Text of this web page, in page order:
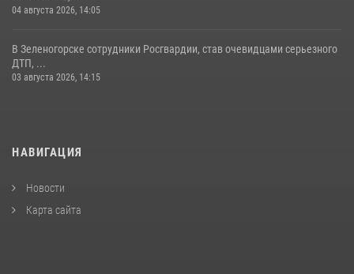
04 августа 2026, 14:05
В Зеленогорске сотрудники Росгвардии, став очевидцами серьезного
ДТП, ...
03 августа 2026, 14:15
НАВИГАЦИЯ
Новости
Карта сайта